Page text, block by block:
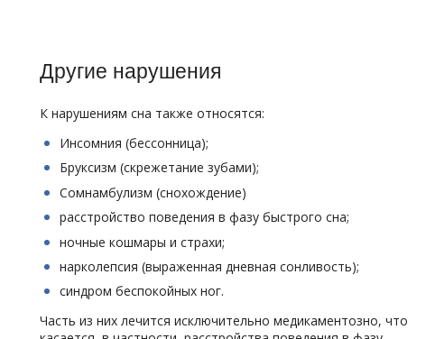
Другие нарушения
К нарушениям сна также относятся:
Инсомния (бессонница);
Бруксизм (скрежетание зубами);
Сомнамбулизм (снохождение)
расстройство поведения в фазу быстрого сна;
ночные кошмары и страхи;
нарколепсия (выраженная дневная сонливость);
синдром беспокойных ног.
Часть из них лечится исключительно медикаментозно, что